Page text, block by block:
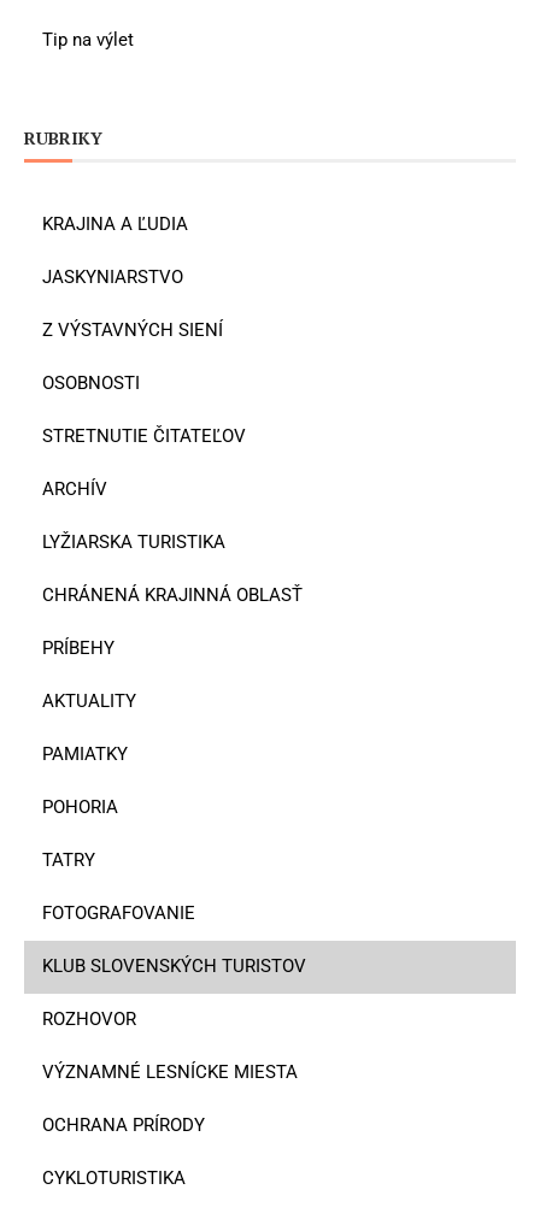
Tip na výlet
RUBRIKY
KRAJINA A ĽUDIA
JASKYNIARSTVO
Z VÝSTAVNÝCH SIENÍ
OSOBNOSTI
STRETNUTIE ČITATEĽOV
ARCHÍV
LYŽIARSKA TURISTIKA
CHRÁNENÁ KRAJINNÁ OBLASŤ
PRÍBEHY
AKTUALITY
PAMIATKY
POHORIA
TATRY
FOTOGRAFOVANIE
KLUB SLOVENSKÝCH TURISTOV
ROZHOVOR
VÝZNAMNÉ LESNÍCKE MIESTA
OCHRANA PRÍRODY
CYKLOTURISTIKA